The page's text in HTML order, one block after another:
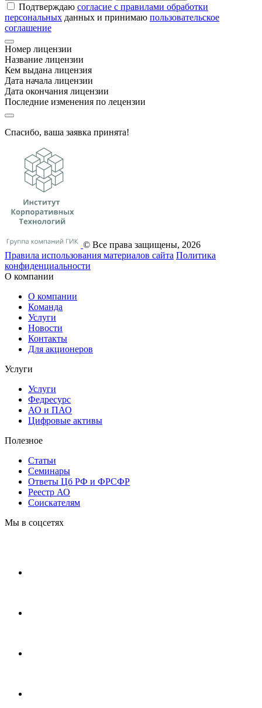
Подтверждаю согласие с правилами обработки
персональных данных и принимаю пользовательское
соглашение
Номер лицензии
Название лицензии
Кем выдана лицензия
Дата начала лицензии
Дата окончания лицензии
Последние изменения по лецензии
Спасибо, ваша заявка принята!
© Все права защищены, 2026
Правила использования материалов сайта Политика
конфиденциальности
О компании
О компании
Команда
Услуги
Новости
Контакты
Для акционеров
Услуги
Услуги
Федресурс
АО и ПАО
Цифровые активы
Полезное
Статьи
Cеминары
Ответы Цб РФ и ФРСФР
Реестр АО
Соискателям
Мы в соцсетях